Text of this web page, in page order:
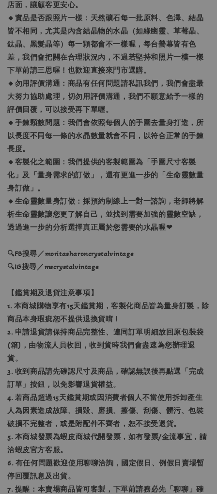
店面，讓顧客更安心。
🔸實品是否跟照片一樣：天然礦石每一批原料、色澤、結晶
皆不相同，尤其是內含結晶物的水晶（如綠幽靈、草莓晶、
鈦晶、黑髮晶等）每一顆都會不一樣喔，每台螢幕皆有色
差，我們會把關在合理狀況內，不過若堅持和照片一模一樣
下單前請三思喔！也歡迎直接來門市選購。
🔸勿用評價溝通：商品有任何問題請私訊我們，我們會盡最
大努力協助處理，切勿用評價溝通，我們不願意給予一樣的
評價回覆，可以接受再下單喔。
🔸手鍊顆數問題：我們會依照每個人的手圍去量身打造，所
以長度不同每一條的水晶數量就會不同，以符合正常的手鍊
長度。
🔸客製化之範圍：我們提供的客製範圍為「手圍尺寸客製
化」及「量身需求的訂做」，還有更進一步的「生命靈數量
身訂做」。
🔸生命靈數量身訂做：採預約制線上一對一諮詢，老師將解
析生命靈數讓您更了解自己，並找到需要加強的靈數空缺，
透過進一步的分析選擇真正屬於您需要的水晶喔❤
🔍FB搜尋／moritasharoncrystalvintage
🔍IG搜尋／mscrystalvintage
【鑑賞期及退貨注意事項】
1. 本商城購物享有15天鑑賞期，客製化商品皆為量身訂製，除
商品本身瑕疵恕不提供退換貨唷！
2. 申請退貨請保持商品完整性、連同訂單明細放回原包裝袋
(箱)，由物流人員收回，收到貨時我們會盡速為您辦理退
貨。
3. 收到商品請先確認尺寸及商品，確認無誤後再點選「完成
訂單」按鈕，以免影響退貨權益。
4. 若商品超過15天鑑賞期或因消費者個人不當使用拆卸產生
人為因素造成故障、損毀、磨損、擦傷、刮傷、髒污、包裝
破損不完整者，或是附配件不齊者，恕不接受退貨。
5. 本商城發票為蝦皮商城代開發票，如有發票/金流事宜，請
洽蝦皮官方客服。
6. 有任何問題歡迎使用聊聊洽詢，國定假日、例假日賣場暫
停回覆訊息及出貨。
7. 提醒：本賣場商品皆可客製，下單前請務必先「聊聊」確